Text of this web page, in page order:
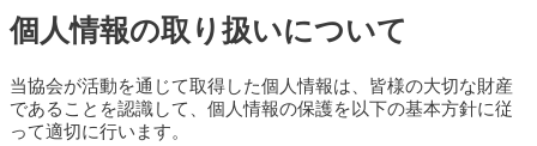
個人情報の取り扱いについて
当協会が活動を通じて取得した個人情報は、皆様の大切な財産
であることを認識して、個人情報の保護を以下の基本方針に従
って適切に行います。